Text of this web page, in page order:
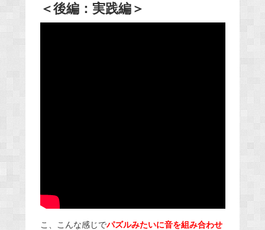
＜後編：実践編＞
こ、こんな感じでパズルみたいに音を組み合わせ